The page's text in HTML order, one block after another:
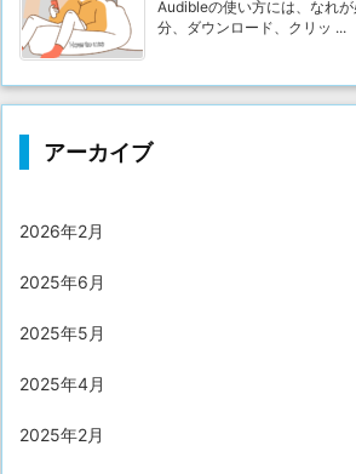
Audibleの使い方には、なれ
分、ダウンロード、クリッ ...
アーカイブ
2026年2月
2025年6月
2025年5月
2025年4月
2025年2月